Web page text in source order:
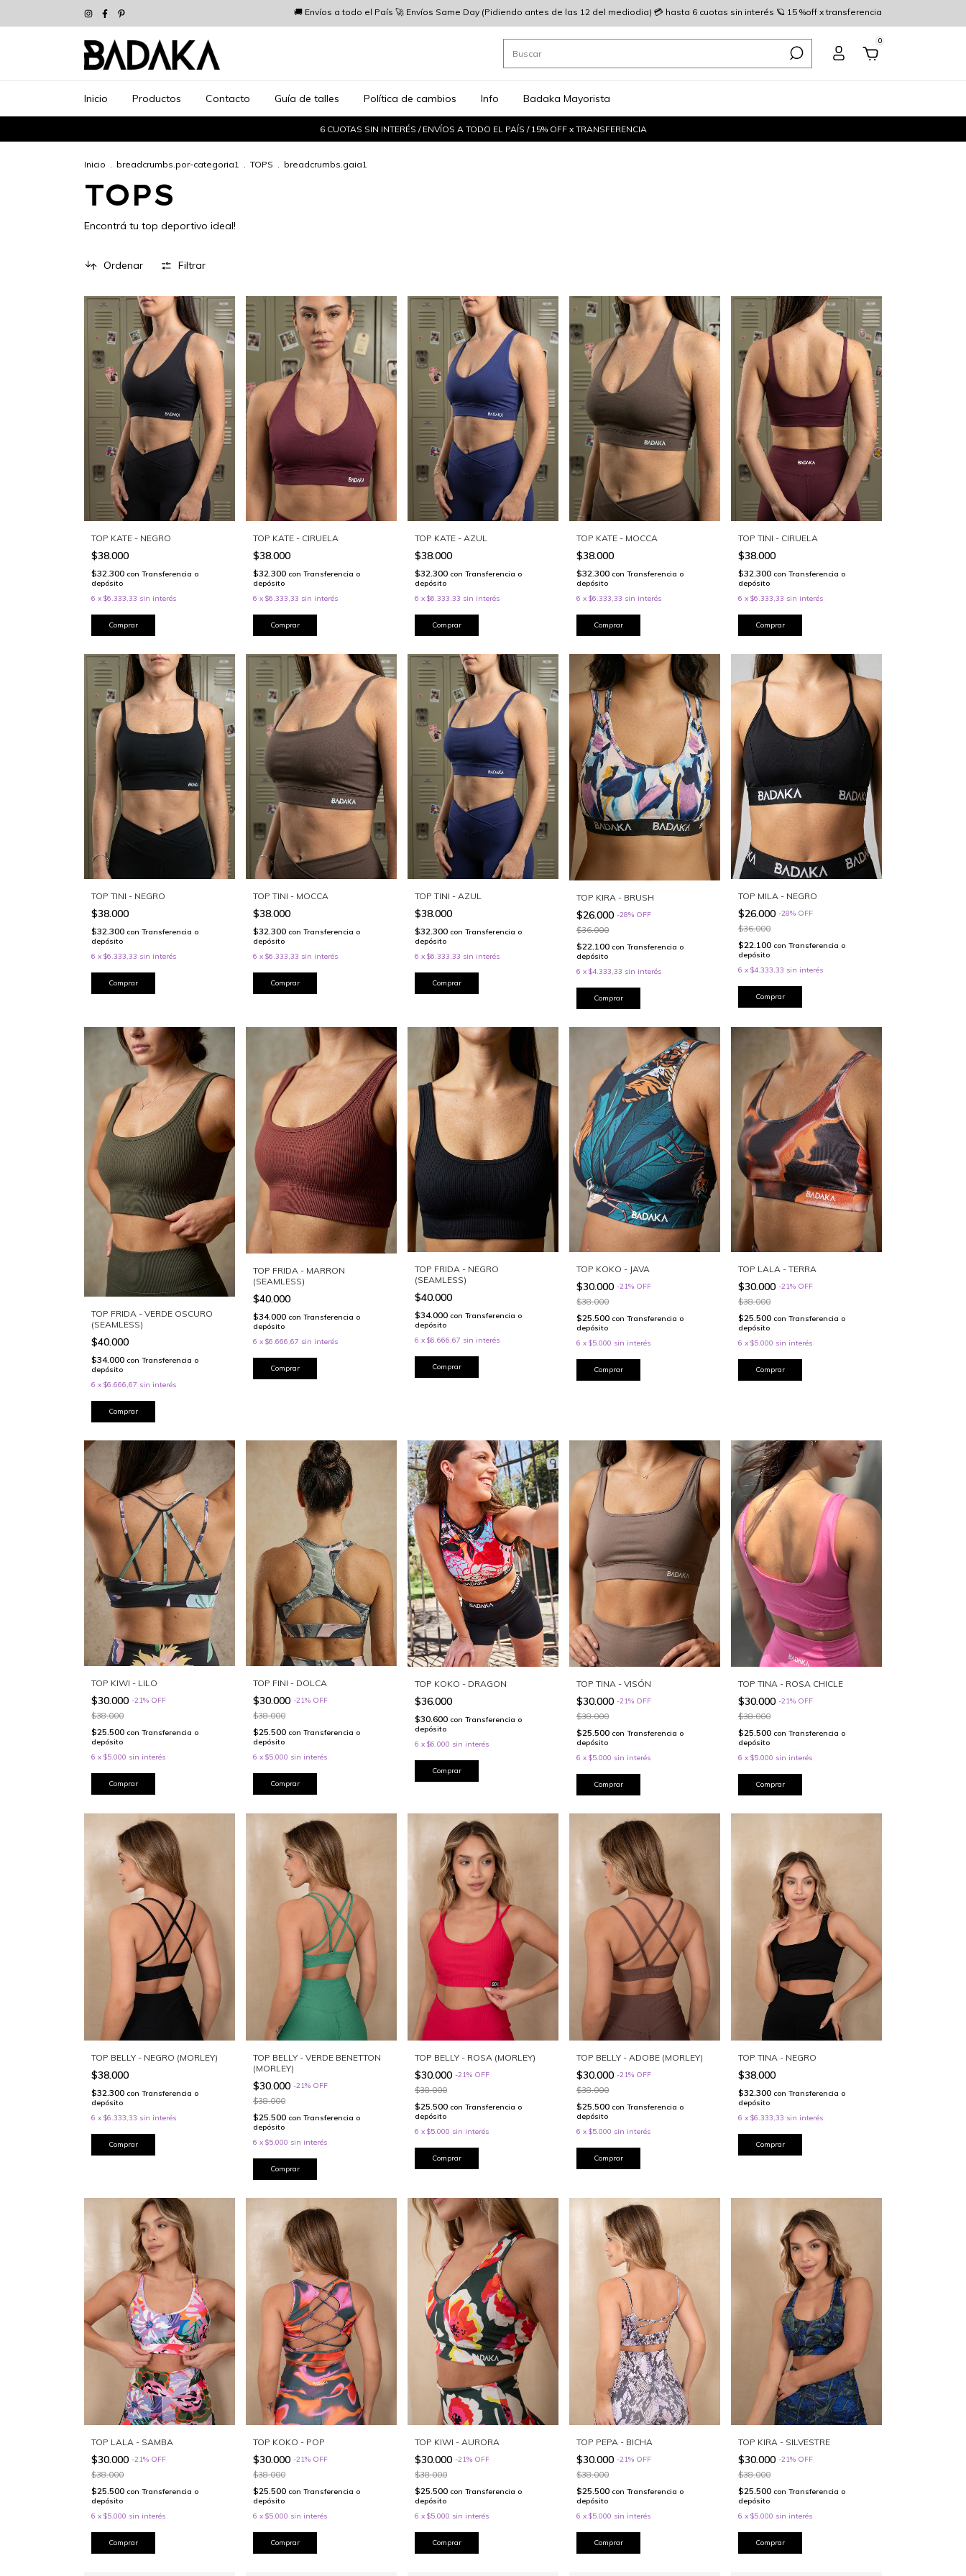
🚚 Envíos a todo el País 🚀 Envíos Same Day (Pidiendo antes de las 12 del mediodia) 💳 hasta 6 cuotas sin interés 🪐 15 %off x transferencia
0
Inicio Productos Contacto Guía de talles Política de cambios Info Badaka Mayorista
6 CUOTAS SIN INTERÉS / ENVÍOS A TODO EL PAÍS / 15% OFF x TRANSFERENCIA
Inicio breadcrumbs.por-categoria1 TOPS breadcrumbs.gaia1
TOPS
Encontrá tu top deportivo ideal!
Ordenar Filtrar
TOP KATE - NEGRO
$38.000
$32.300 con Transferencia o
depósito
6 x $6.333,33 sin interés
Comprar
TOP KATE - CIRUELA
$38.000
$32.300 con Transferencia o
depósito
6 x $6.333,33 sin interés
Comprar
TOP KATE - AZUL
$38.000
$32.300 con Transferencia o
depósito
6 x $6.333,33 sin interés
Comprar
TOP KATE - MOCCA
$38.000
$32.300 con Transferencia o
depósito
6 x $6.333,33 sin interés
Comprar
TOP TINI - CIRUELA
$38.000
$32.300 con Transferencia o
depósito
6 x $6.333,33 sin interés
Comprar
TOP TINI - NEGRO
$38.000
$32.300 con Transferencia o
depósito
6 x $6.333,33 sin interés
Comprar
TOP TINI - MOCCA
$38.000
$32.300 con Transferencia o
depósito
6 x $6.333,33 sin interés
Comprar
TOP TINI - AZUL
$38.000
$32.300 con Transferencia o
depósito
6 x $6.333,33 sin interés
Comprar
TOP KIRA - BRUSH
$26.000 -28% OFF
$36.000
$22.100 con Transferencia o
depósito
6 x $4.333,33 sin interés
Comprar
TOP MILA - NEGRO
$26.000 -28% OFF
$36.000
$22.100 con Transferencia o
depósito
6 x $4.333,33 sin interés
Comprar
TOP FRIDA - VERDE OSCURO
(SEAMLESS)
$40.000
$34.000 con Transferencia o
depósito
6 x $6.666,67 sin interés
Comprar
TOP FRIDA - MARRON
(SEAMLESS)
$40.000
$34.000 con Transferencia o
depósito
6 x $6.666,67 sin interés
Comprar
TOP FRIDA - NEGRO
(SEAMLESS)
$40.000
$34.000 con Transferencia o
depósito
6 x $6.666,67 sin interés
Comprar
TOP KOKO - JAVA
$30.000 -21% OFF
$38.000
$25.500 con Transferencia o
depósito
6 x $5.000 sin interés
Comprar
TOP LALA - TERRA
$30.000 -21% OFF
$38.000
$25.500 con Transferencia o
depósito
6 x $5.000 sin interés
Comprar
TOP KIWI - LILO
$30.000 -21% OFF
$38.000
$25.500 con Transferencia o
depósito
6 x $5.000 sin interés
Comprar
TOP FINI - DOLCA
$30.000 -21% OFF
$38.000
$25.500 con Transferencia o
depósito
6 x $5.000 sin interés
Comprar
TOP KOKO - DRAGON
$36.000
$30.600 con Transferencia o
depósito
6 x $6.000 sin interés
Comprar
TOP TINA - VISÓN
$30.000 -21% OFF
$38.000
$25.500 con Transferencia o
depósito
6 x $5.000 sin interés
Comprar
TOP TINA - ROSA CHICLE
$30.000 -21% OFF
$38.000
$25.500 con Transferencia o
depósito
6 x $5.000 sin interés
Comprar
TOP BELLY - NEGRO (MORLEY)
$38.000
$32.300 con Transferencia o
depósito
6 x $6.333,33 sin interés
Comprar
TOP BELLY - VERDE BENETTON
(MORLEY)
$30.000 -21% OFF
$38.000
$25.500 con Transferencia o
depósito
6 x $5.000 sin interés
Comprar
TOP BELLY - ROSA (MORLEY)
$30.000 -21% OFF
$38.000
$25.500 con Transferencia o
depósito
6 x $5.000 sin interés
Comprar
TOP BELLY - ADOBE (MORLEY)
$30.000 -21% OFF
$38.000
$25.500 con Transferencia o
depósito
6 x $5.000 sin interés
Comprar
TOP TINA - NEGRO
$38.000
$32.300 con Transferencia o
depósito
6 x $6.333,33 sin interés
Comprar
TOP LALA - SAMBA
$30.000 -21% OFF
$38.000
$25.500 con Transferencia o
depósito
6 x $5.000 sin interés
Comprar
TOP KOKO - POP
$30.000 -21% OFF
$38.000
$25.500 con Transferencia o
depósito
6 x $5.000 sin interés
Comprar
TOP KIWI - AURORA
$30.000 -21% OFF
$38.000
$25.500 con Transferencia o
depósito
6 x $5.000 sin interés
Comprar
TOP PEPA - BICHA
$30.000 -21% OFF
$38.000
$25.500 con Transferencia o
depósito
6 x $5.000 sin interés
Comprar
TOP KIRA - SILVESTRE
$30.000 -21% OFF
$38.000
$25.500 con Transferencia o
depósito
6 x $5.000 sin interés
Comprar